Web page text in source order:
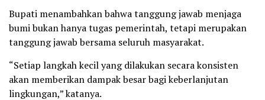
Bupati menambahkan bahwa tanggung jawab menjaga
bumi bukan hanya tugas pemerintah, tetapi merupakan
tanggung jawab bersama seluruh masyarakat.
“Setiap langkah kecil yang dilakukan secara konsisten
akan memberikan dampak besar bagi keberlanjutan
lingkungan,” katanya.